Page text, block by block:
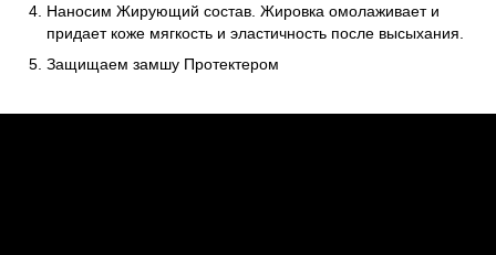
Наносим Жирующий состав. Жировка омолаживает и
придает коже мягкость и эластичность после высыхания.
Защищаем замшу Протектером